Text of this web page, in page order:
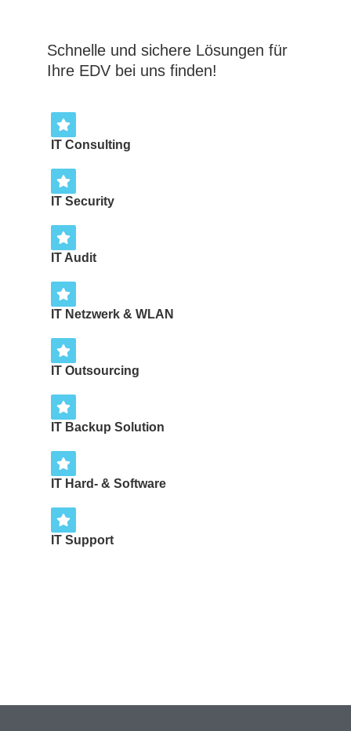
Schnelle und sichere Lösungen für
Ihre EDV bei uns finden!
IT Consulting
IT Security
IT Audit
IT Netzwerk & WLAN
IT Outsourcing
IT Backup Solution
IT Hard- & Software
IT Support